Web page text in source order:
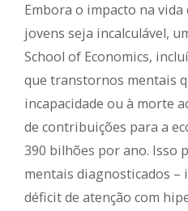
Embora o impacto na vida
jovens seja incalculável,
School of Economics,
que transtornos mentais
incapacidade ou à morte
de contribuições para a
390 bilhões por ano. Isso
mentais diagnosticados
déficit de atenção com